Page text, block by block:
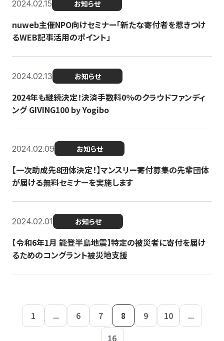
2024.02.15 お知らせ
nuweb主催NPO向けセミナー「新たな寄付者を惹きつけ
るWEB記事活用のポイント」
2024.02.13 お知らせ
2024年も継続決定！決済手数料0％のクラウドファンディ
ング GIVING100 by Yogibo
2024.02.09 お知らせ
【一次助成先8団体決定！】マンスリー寄付募集の先輩団体
が届ける無料セミナーを実施します
2024.02.01 お知らせ
【令和6年1月 能登半島地震】特定の被災者に寄付を届け
るためのコングラント被災地支援
1 ... 6 7 8 9 10
...
16